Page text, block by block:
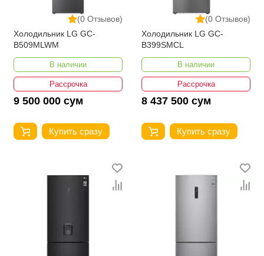
(0 Отзывов)
Холодильник LG GC-
B509MLWM
В наличии
Рассрочка
9 500 000 сум
Купить сразу
(0 Отзывов)
Холодильник LG GC-
B399SMCL
В наличии
Рассрочка
8 437 500 сум
Купить сразу